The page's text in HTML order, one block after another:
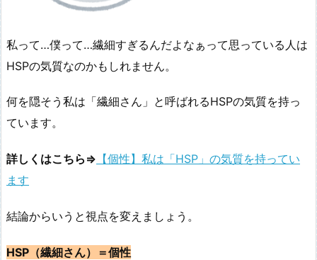
私って…僕って…繊細すぎるんだよなぁって思っている人は
HSPの気質なのかもしれません。
何を隠そう私は「繊細さん」と呼ばれるHSPの気質を持っ
ています。
詳しくはこちら⇒ 【個性】私は「HSP」の気質を持ってい
ます
結論からいうと視点を変えましょう。
HSP（繊細さん）＝個性